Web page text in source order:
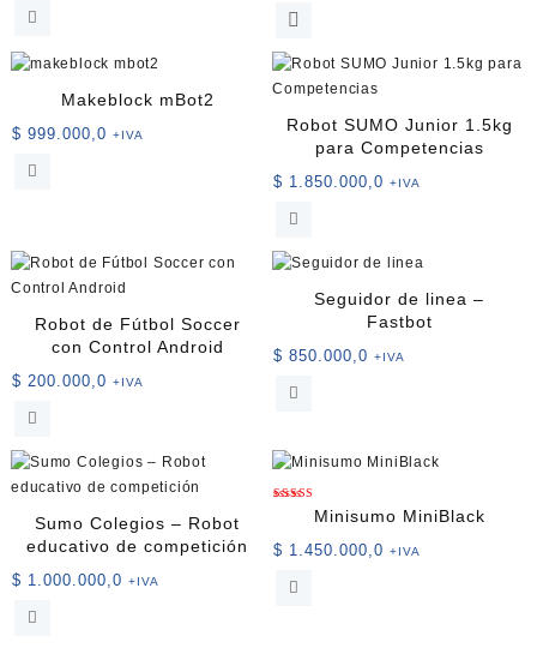
desde
$
Este
tiene
múltiples
se
pueden
en
producto
Makeblock mBot2
$ 999.000,0 +IVA
Robot SUMO Junior 1.5kg
para Competencias
$ 1.850.000,0 +IVA
Robot de Fútbol Soccer
con Control Android
$ 200.000,0 +IVA
Seguidor de linea –
Fastbot
$ 850.000,0 +IVA
Sumo Colegios – Robot
educativo de competición
$ 1.000.000,0 +IVA
Valorado
de 5
Minisumo MiniBlack
$ 1.450.000,0 +IVA